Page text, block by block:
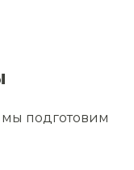
подготовим